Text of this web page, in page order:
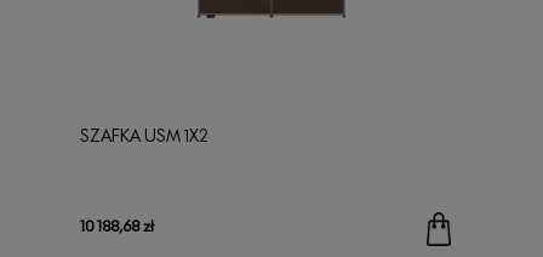
SZAFKA USM 1X2
10 188,68 zł